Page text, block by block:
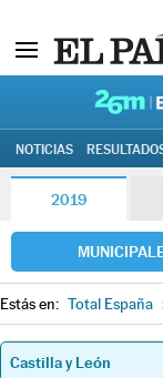
NOTICIAS
2019
Estás en: Total España